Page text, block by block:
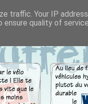
traffic. Your IP
quality of